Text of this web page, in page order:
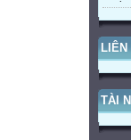
LIÊN
TÀI